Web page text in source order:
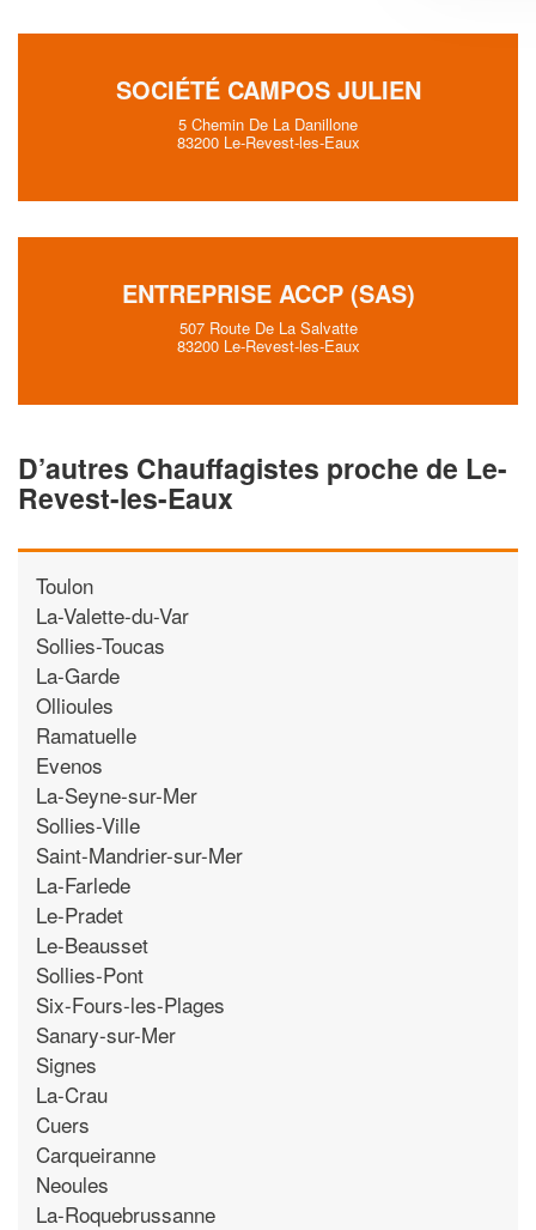
SOCIÉTÉ CAMPOS JULIEN
5 Chemin De La Danillone
83200 Le-Revest-les-Eaux
ENTREPRISE ACCP (SAS)
507 Route De La Salvatte
83200 Le-Revest-les-Eaux
D’autres Chauffagistes proche de Le-
Revest-les-Eaux
Toulon
La-Valette-du-Var
Sollies-Toucas
La-Garde
Ollioules
Ramatuelle
Evenos
La-Seyne-sur-Mer
Sollies-Ville
Saint-Mandrier-sur-Mer
La-Farlede
Le-Pradet
Le-Beausset
Sollies-Pont
Six-Fours-les-Plages
Sanary-sur-Mer
Signes
La-Crau
Cuers
Carqueiranne
Neoules
La-Roquebrussanne